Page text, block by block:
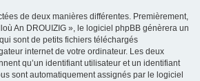
de deux manières différentes. Premièrement,
An DROUIZIG », le logiciel phpBB génèrera un
sont de petits fichiers téléchargés
internet de votre ordinateur. Les deux
qu’un identifiant utilisateur et un identifiant
sont automatiquement assignés par le logiciel